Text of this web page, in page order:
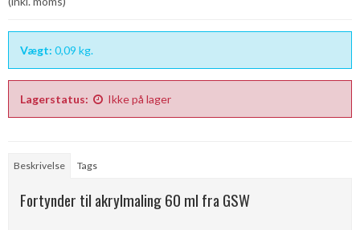
Vægt: 0,09 kg.
Lagerstatus: Ikke på lager
Beskrivelse Tags
Fortynder til akrylmaling 60 ml fra GSW